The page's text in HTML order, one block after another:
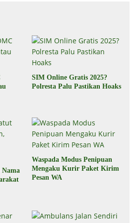
SIM Online Gratis 2025?
Polresta Palu Pastikan Hoaks
Waspada Modus Penipuan
Mengaku Kurir Paket Kirim
Pesan WA